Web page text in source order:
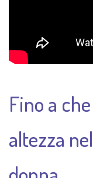
Fino a
altezza